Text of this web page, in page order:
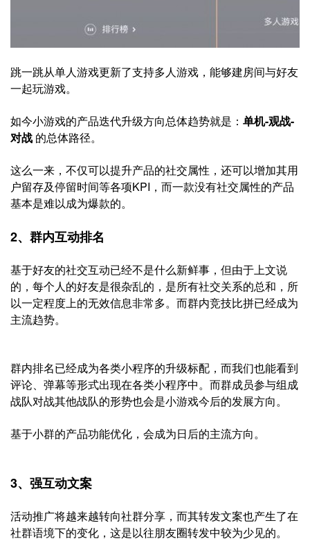
跳一跳从单人游戏更新了支持多人游戏，能够建房间与好友
一起玩游戏。
如今小游戏的产品迭代升级方向总体趋势就是： 单机-观战-
对战 的总体路径。
这么一来，不仅可以提升产品的社交属性，还可以增加其用
户留存及停留时间等各项KPI，而一款没有社交属性的产品
基本是难以成为爆款的。
2、群内互动排名
基于好友的社交互动已经不是什么新鲜事，但由于上文说
的，每个人的好友是很杂乱的，是所有社交关系的总和，所
以一定程度上的无效信息非常多。而群内竞技比拼已经成为
主流趋势。
群内排名已经成为各类小程序的升级标配，而我们也能看到
评论、弹幕等形式出现在各类小程序中。而群成员参与组成
战队对战其他战队的形势也会是小游戏今后的发展方向。
基于小群的产品功能优化，会成为日后的主流方向。
3、强互动文案
活动推广将越来越转向社群分享，而其转发文案也产生了在
社群语境下的变化，这是以往朋友圈转发中较为少见的。